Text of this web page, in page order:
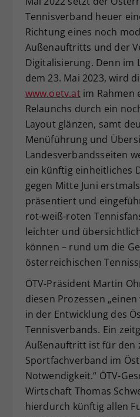
Tennisverband heuer
Richtung eines noch
Außenauftritts und der
Digitalisierung. Denn im
dem 23. Mai 2023, wird
www.oetv.atim Rahmen
Relaunchs durch ein
Layout glänzen, samt
Menüführung und
Landesverbandsseiten
ein künftig einheitliches
gegen Mitte Juni
präsentiert und
rot-weiß-roten
leichter und
können – rund um die
österreichischen
ÖTV-Präsident Martin
diesen Prozessen
in der Entwicklung des
Tennisverbands. Ein
Außenauftritt ist für den
Sportfachverband im
Notwendigkeit.“ ÖTV-
Wirtschaft Thomas
hierdurch künftig allen
Zweck
Dieser Wert
historische
Webseiten-
hat.